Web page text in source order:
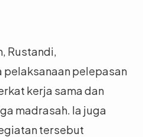
Rustandi,
pelaksanaan pelepasan
kerja sama dan
madrasah. Ia juga
tersebut